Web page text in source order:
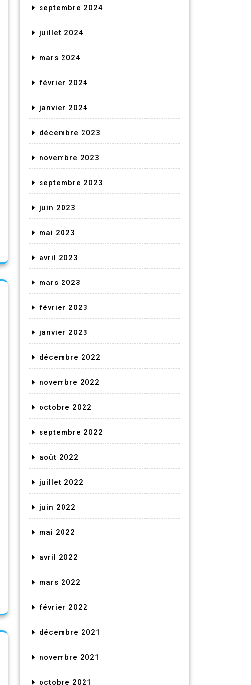
septembre 2024
juillet 2024
mars 2024
février 2024
janvier 2024
décembre 2023
novembre 2023
septembre 2023
juin 2023
mai 2023
avril 2023
mars 2023
février 2023
janvier 2023
décembre 2022
novembre 2022
octobre 2022
septembre 2022
août 2022
juillet 2022
juin 2022
mai 2022
avril 2022
mars 2022
février 2022
décembre 2021
novembre 2021
octobre 2021